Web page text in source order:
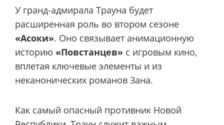
У гранд-адмирала Трауна будет
расширенная роль во втором сезоне
«Асоки». Оно связывает анимационную
историю «Повстанцев» с игровым кино,
вплетая ключевые элементы и из
неканонических романов Зана.
Как самый опасный противник Новой